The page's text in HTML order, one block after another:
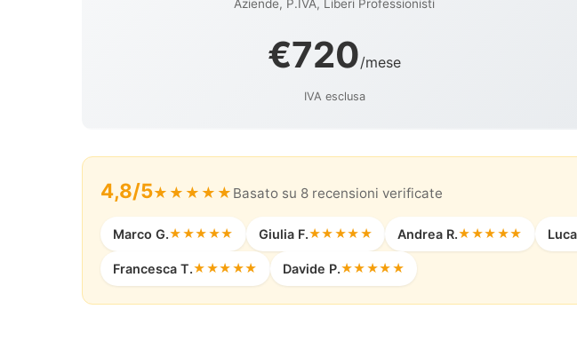
Aziende, P.IVA, Liberi Professionisti
€720/mese
IVA esclusa
4,8/5★★★★★ Basato su 8 recensioni verificate
Marco G.★★★★★ Giulia F.★★★★★ Andrea R.★★★★★
Francesca T.★★★★★ Davide P.★★★★★